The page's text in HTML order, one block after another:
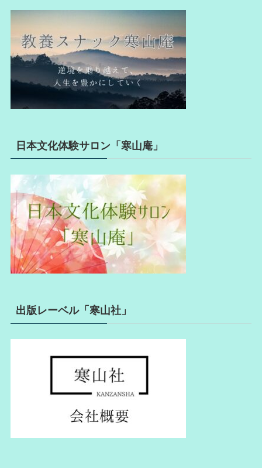
日本文化体験サロン「寒山庵」
出版レーベル「寒山社」